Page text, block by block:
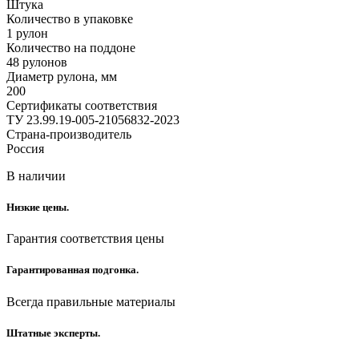
Штука
Количество в упаковке
1 рулон
Количество на поддоне
48 рулонов
Диаметр рулона, мм
200
Сертификаты соответствия
ТУ 23.99.19-005-21056832-2023
Страна-производитель
Россия
В наличии
Низкие цены.
Гарантия соответствия цены
Гарантированная подгонка.
Всегда правильные материалы
Штатные эксперты.